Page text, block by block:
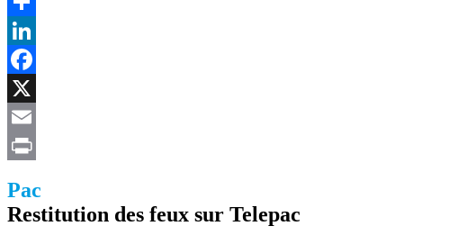
Share
LinkedIn
Facebook
X
Email
Pac
Restitution des feux sur Telepac